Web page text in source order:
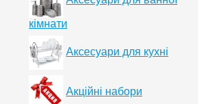
кімнати
Аксесуари для кухні
Акційні набори